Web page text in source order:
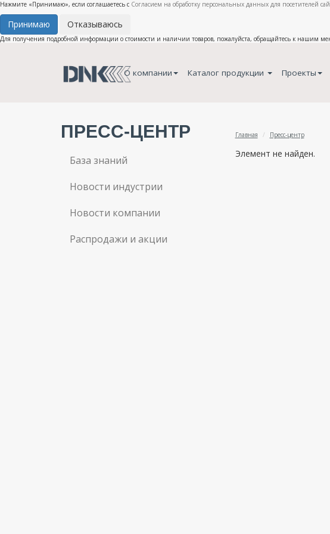
Нажмите «Принимаю», если соглашаетесь с Согласием на обработку персональных данных для посетителей
Принимаю Отказываюсь
Для получения подробной информации о стоимости и наличии товаров, пожалуйста, обращайтесь к нашим
О компании Каталог продукции Проекты
ПРЕСС-ЦЕНТР Главная Пресс-центр
База знаний
Новости индустрии
Новости компании
Распродажи и акции
Элемент не найден.